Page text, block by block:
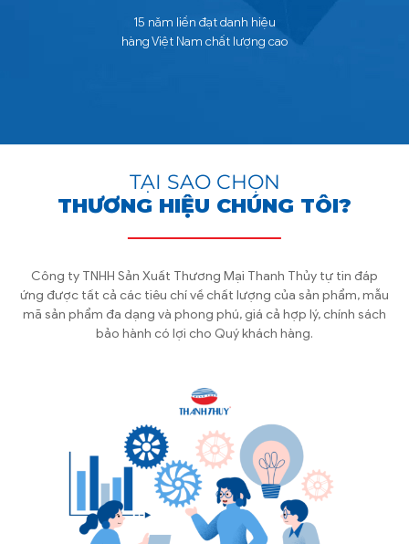
15 năm liền đạt danh hiệu
hàng Việt Nam chất lượng cao
TẠI SAO CHỌN
THƯƠNG HIỆU CHÚNG TÔI?
Công ty TNHH Sản Xuất Thương Mại Thanh Thủy tự tin đáp
ứng được tất cả các tiêu chí về chất lượng của sản phẩm, mẫu
mã sản phẩm đa dạng và phong phú, giá cả hợp lý, chính sách
bảo hành có lợi cho Quý khách hàng.